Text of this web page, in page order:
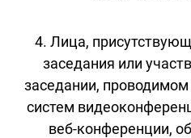
4. Лица,
заседания или
заседании,
систем
веб-конференции,